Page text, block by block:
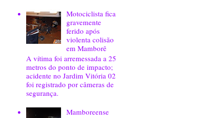
Motociclista fica
gravemente
ferido após
violenta colisão
em Mamborê
A vítima foi arremessada a 25
metros do ponto de impacto;
acidente no Jardim Vitória 02
foi registrado por câmeras de
segurança.
Mamboreense